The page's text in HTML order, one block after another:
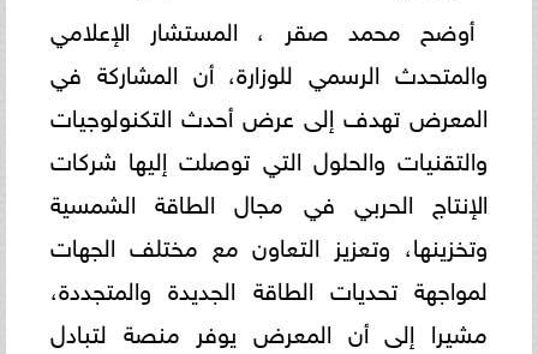
أوضح محمد صقر ، المستشار الإعلامي
والمتحدث الرسمي للوزارة، أن المشاركة في
المعرض تهدف إلى عرض أحدث التكنولوجيات
والتقنيات والحلول التي توصلت إليها شركات
الإنتاج الحربي في مجال الطاقة الشمسية
وتخزينها، وتعزيز التعاون مع مختلف الجهات
لمواجهة تحديات الطاقة الجديدة والمتجددة،
مشيرا إلى أن المعرض يوفر منصة لتبادل